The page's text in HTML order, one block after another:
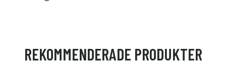
REKOMMENDERADE PRODUKTER